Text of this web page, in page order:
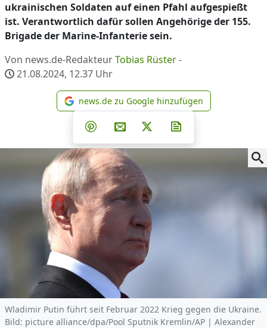
ukrainischen Soldaten auf einen Pfahl aufgespießt
ist. Verantwortlich dafür sollen Angehörige der 155.
Brigade der Marine-Infanterie sein.
Von news.de-RedakteurTobias Rüster-
21.08.2024, 12.37 Uhr
news.de zu Google
news.de zu Google hinzufügen
Teilen auf Facebook
Teilen auf Whatsapp
Teilen auf Telegram
Teilen auf Pinterest
Per E-Mail teilen
Post auf X
Wladimir Putin führt seit Februar 2022 Krieg gegen die Ukraine.
Bild: picture alliance/dpa/Pool Sputnik Kremlin/AP | Alexander